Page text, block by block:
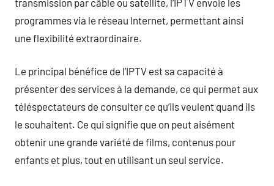
programmes via le réseau Internet, permettant ainsi
une flexibilité extraordinaire.
Le principal bénéfice de l’IPTV est sa capacité à
présenter des services à la demande, ce qui permet aux
téléspectateurs de consulter ce qu’ils veulent quand ils
le souhaitent. Ce qui signifie que on peut aisément
obtenir une grande variété de films, contenus pour
enfants et plus, tout en utilisant un seul service.